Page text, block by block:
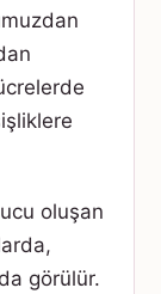
oluşan
görülür.